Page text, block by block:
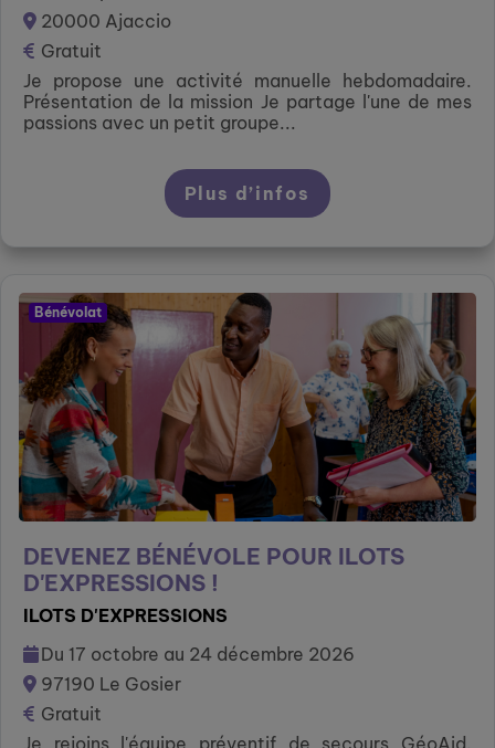
20000 Ajaccio
Gratuit
Je propose une activité manuelle hebdomadaire.
Présentation de la mission Je partage l'une de mes
passions avec un petit groupe...
Plus d’infos
Bénévolat
DEVENEZ BÉNÉVOLE POUR ILOTS
D'EXPRESSIONS !
ILOTS D'EXPRESSIONS
Du 17 octobre au 24 décembre 2026
97190 Le Gosier
Gratuit
Je rejoins l'équipe préventif de secours GéoAid.